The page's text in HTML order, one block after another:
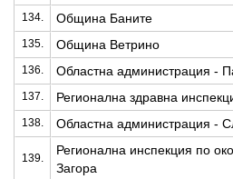
134. Община Баните
135. Община Ветрино
136. Областна администрация -
137. Регионална здравна
138. Областна администрация -
139.
Регионална инспекция по
Загора